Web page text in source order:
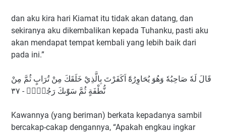
dan aku kira hari Kiamat itu tidak akan datang, dan
sekiranya aku dikembalikan kepada Tuhanku, pasti aku
akan mendapat tempat kembali yang lebih baik dari
pada ini.”
قَالَ لَهٗ صَاحِبُهٗ وَهُوَ يُحَاوِرُهٗٓ اَكَفَرْتَ بِالَّذِيْ خَلَقَكَ مِنْ تُرَابٍ ثُمَّ مِنْ
نُّطْفَةٍ ثُمَّ سَوّٰىكَ رَجُلًاۗ - ٣٧
Kawannya (yang beriman) berkata kepadanya sambil
bercakap-cakap dengannya, “Apakah engkau ingkar